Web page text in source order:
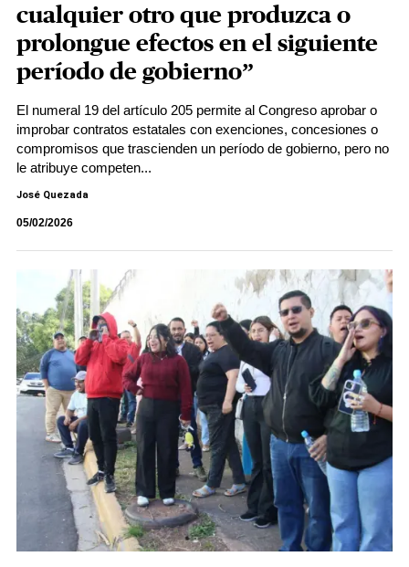
cualquier otro que produzca o
prolongue efectos en el siguiente
período de gobierno”
El numeral 19 del artículo 205 permite al Congreso aprobar o
improbar contratos estatales con exenciones, concesiones o
compromisos que trascienden un período de gobierno, pero no
le atribuye competen...
José Quezada
05/02/2026